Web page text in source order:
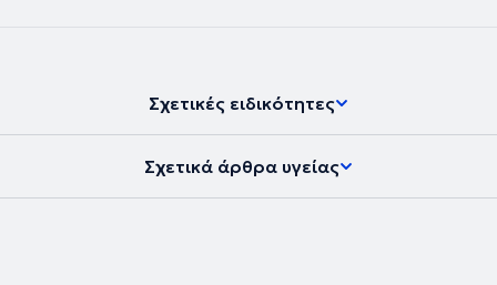
Σχετικές ειδικότητες
Σχετικά άρθρα υγείας